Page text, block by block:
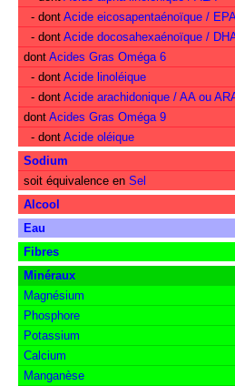
- dont Acide eicosapentaénoïque /
- dont Acide docosahexaénoïque /
dont Acides Gras Oméga 6
- dont Acide linoléique
- dont Acide arachidonique / AA ou
dont Acides Gras Oméga 9
- dont Acide oléique
Sodium
soit équivalence en Sel
Alcool
Eau
Fibres
Minéraux
Magnésium
Phosphore
Potassium
Calcium
Manganèse